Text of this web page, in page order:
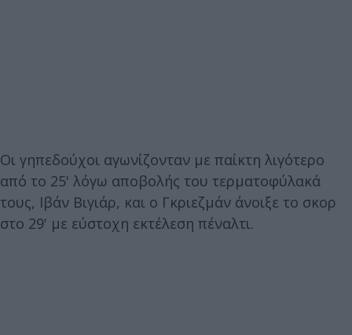
Οι γηπεδούχοι αγωνίζονταν με παίκτη λιγότερο
από το 25' λόγω αποβολής του τερματοφύλακά
τους, Ιβάν Βιγιάρ, και ο Γκριεζμάν άνοιξε το σκορ
στο 29' με εύστοχη εκτέλεση πέναλτι.